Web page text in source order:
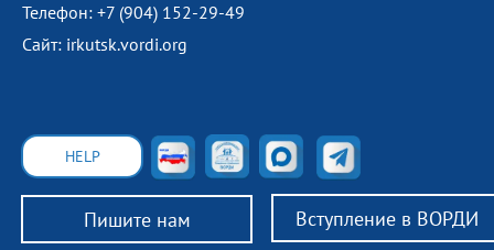
Телефон: +7 (904) 152-29-49
Сайт: irkutsk.vordi.org
Пишите нам Вступление в ВОРДИ
HELP